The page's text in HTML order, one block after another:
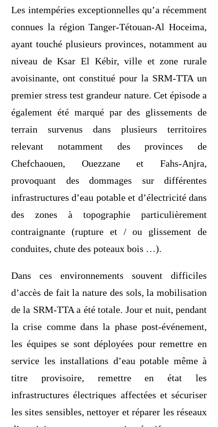
Les intempéries exceptionnelles qu’a récemment
connues la région Tanger-Tétouan-Al Hoceima,
ayant touché plusieurs provinces, notamment au
niveau de Ksar El Kébir, ville et zone rurale
avoisinante, ont constitué pour la SRM-TTA un
premier stress test grandeur nature. Cet épisode a
également été marqué par des glissements de
terrain survenus dans plusieurs territoires
relevant notamment des provinces de
Chefchaouen, Ouezzane et Fahs-Anjra,
provoquant des dommages sur différentes
infrastructures d’eau potable et d’électricité dans
des zones à topographie particulièrement
contraignante (rupture et / ou glissement de
conduites, chute des poteaux bois …).
Dans ces environnements souvent difficiles
d’accès de fait la nature des sols, la mobilisation
de la SRM-TTA a été totale. Jour et nuit, pendant
la crise comme dans la phase post-événement,
les équipes se sont déployées pour remettre en
service les installations d’eau potable même à
titre provisoire, remettre en état les
infrastructures électriques affectées et sécuriser
les sites sensibles, nettoyer et réparer les réseaux